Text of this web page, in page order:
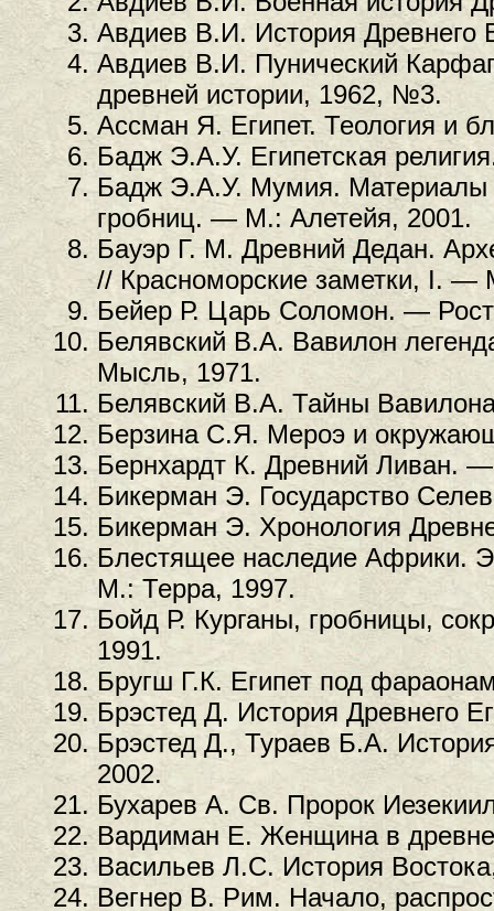
Авдиев В.И. История Древнего
Авдиев В.И. Пунический
древней истории, 1962, №3.
Ассман Я. Египет. Теология и
Бадж Э.А.У. Египетская
Бадж Э.А.У. Мумия. Материалы
гробниц. — М.: Алетейя, 2001.
Бауэр Г. М. Древний Дедан.
// Красноморские заметки, I. —
Бейер Р. Царь Соломон. —
Белявский В.А. Вавилон
Мысль, 1971.
Белявский В.А. Тайны
Берзина С.Я. Мероэ и
Бернхардт К. Древний Ливан.
Бикерман Э. Государство
Бикерман Э. Хронология
Блестящее наследие Африки.
М.: Терра, 1997.
Бойд Р. Курганы, гробницы,
1991.
Бругш Г.К. Египет под
Брэстед Д. История Древнего
Брэстед Д., Тураев Б.А.
2002.
Бухарев А. Св. Пророк
Вардиман Е. Женщина в
Васильев Л.С. История
Вегнер В. Рим. Начало,